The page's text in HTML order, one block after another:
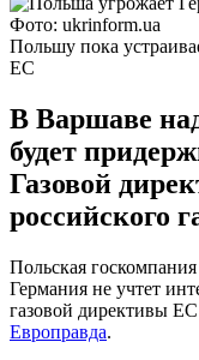
Фото: ukrinform.ua
Польшу пока
ЕС
В Варшаве
будет
Газовой
российского
Польская
Германия не учтет
газовой директивы
Европравда.